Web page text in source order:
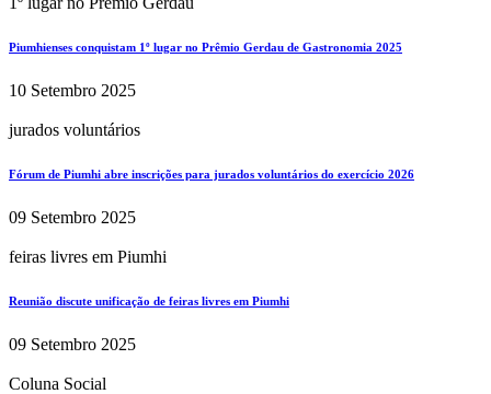
Piumhienses conquistam 1º lugar no Prêmio Gerdau de Gastronomia 2025
10 Setembro 2025
jurados voluntários
Fórum de Piumhi abre inscrições para jurados voluntários do exercício 2026
09 Setembro 2025
feiras livres em Piumhi
Reunião discute unificação de feiras livres em Piumhi
09 Setembro 2025
Coluna Social